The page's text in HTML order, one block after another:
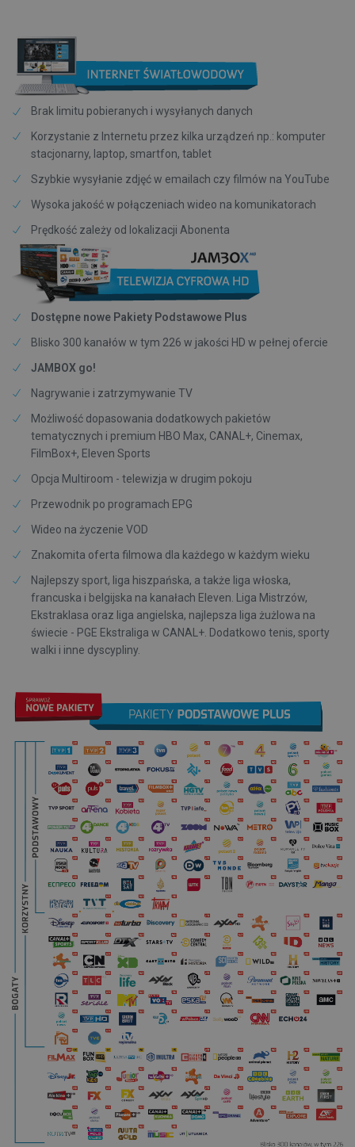
Brak limitu pobieranych i wysyłanych danych
Korzystanie z Internetu przez kilka urządzeń np.: komputer
stacjonarny, laptop, smartfon, tablet
Szybkie wysyłanie zdjęć w emailach czy filmów na YouTube
Wysoka jakość w połączeniach wideo na komunikatorach
Prędkość zależy od lokalizacji Abonenta
Dostępne nowe Pakiety Podstawowe Plus
Blisko 300 kanałów w tym 226 w jakości HD w pełnej ofercie
JAMBOX go!
Nagrywanie i zatrzymywanie TV
Możliwość dopasowania dodatkowych pakietów
tematycznych i premium HBO Max, CANAL+, Cinemax,
FilmBox+, Eleven Sports
Opcja Multiroom - telewizja w drugim pokoju
Przewodnik po programach EPG
Wideo na życzenie VOD
Znakomita oferta filmowa dla każdego w każdym wieku
Najlepszy sport, liga hiszpańska, a także liga włoska,
francuska i belgijska na kanałach Eleven. Liga Mistrzów,
Ekstraklasa oraz liga angielska, najlepsza liga żużlowa na
świecie - PGE Ekstraliga w CANAL+. Dodatkowo tenis, sporty
walki i inne dyscypliny.